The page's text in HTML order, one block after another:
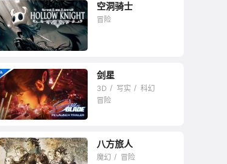
网游
空洞骑士
冒险
剑星
3D 写实
科幻
冒险
八方旅人
魔幻 冒险